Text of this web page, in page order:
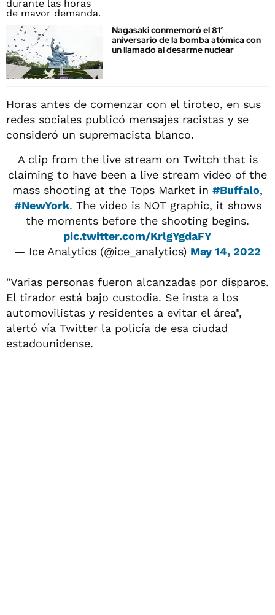
Nagasaki conmemoró el 81°
aniversario de la bomba atómica con
un llamado al desarme nuclear
Horas antes de comenzar con el tiroteo, en sus
redes sociales publicó mensajes racistas y se
consideró un supremacista blanco.
A clip from the live stream on Twitch that is
claiming to have been a live stream video of the
mass shooting at the Tops Market in #Buffalo,
#NewYork. The video is NOT graphic, it shows
the moments before the shooting begins.
pic.twitter.com/KrlgYgdaFY
— Ice Analytics (@ice_analytics) May 14, 2022
"Varias personas fueron alcanzadas por disparos.
El tirador está bajo custodia. Se insta a los
automovilistas y residentes a evitar el área",
alertó vía Twitter la policía de esa ciudad
estadounidense.